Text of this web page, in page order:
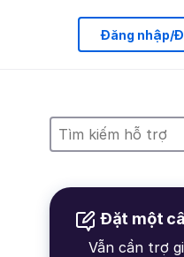
Đăng nhập/
Đặt một
Vẫn cần trợ